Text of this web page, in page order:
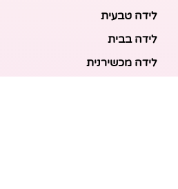
לידה טבעית
לידה בבית
לידה מכשירנית